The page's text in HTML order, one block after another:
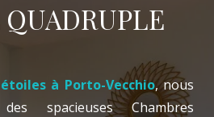
à Porto-Vecchio, nous
spacieuses Chambres